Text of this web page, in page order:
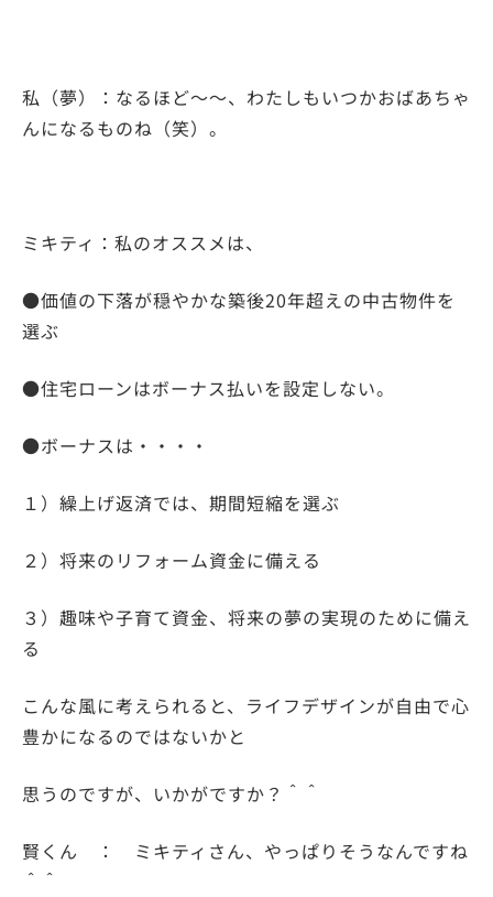
私（夢）：なるほど～～、わたしもいつかおばあちゃ
んになるものね（笑）。
ミキティ：私のオススメは、
●価値の下落が穏やかな築後20年超えの中古物件を
選ぶ
●住宅ローンはボーナス払いを設定しない。
●ボーナスは・・・・
１）繰上げ返済では、期間短縮を選ぶ
２）将来のリフォーム資金に備える
３）趣味や子育て資金、将来の夢の実現のために備え
る
こんな風に考えられると、ライフデザインが自由で心
豊かになるのではないかと
思うのですが、いかがですか？＾＾
賢くん ： ミキティさん、やっぱりそうなんですね
＾＾